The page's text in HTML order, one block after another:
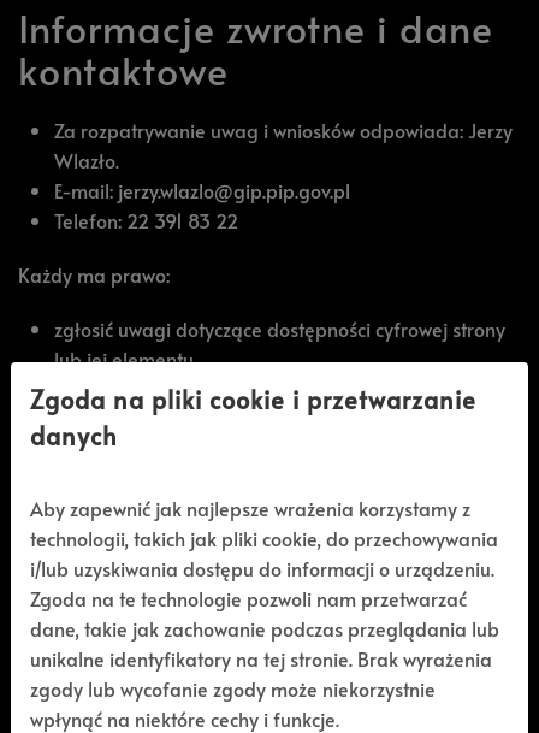
Informacje zwrotne i dane
kontaktowe
Za rozpatrywanie uwag i wniosków odpowiada: Jerzy
Wlazło.
E-mail: jerzy.wlazlo@gip.pip.gov.pl
Telefon: 22 391 83 22
Każdy ma prawo:
zgłosić uwagi dotyczące dostępności cyfrowej strony
lub jej elementu,
zgłosić żądanie zapewnienia dostępności cyfrowej
strony lub jej elementu,
wnioskować o udostępnienie niedostępnej informacji
Żądanie musi zawierać:
dane kontaktowe osoby zgłaszającej,
wskazanie strony lub elementu strony, której dotyczy
żądanie,
wskazanie dogodnej formy udostępnienia informacji,
jeśli żądanie dotyczy udostępnienia w formie
Zgoda na pliki cookie i przetwarzanie
danych
Aby zapewnić jak najlepsze wrażenia korzystamy z
technologii, takich jak pliki cookie, do przechowywania
i/lub uzyskiwania dostępu do informacji o urządzeniu.
Zgoda na te technologie pozwoli nam przetwarzać
dane, takie jak zachowanie podczas przeglądania lub
unikalne identyfikatory na tej stronie. Brak wyrażenia
zgody lub wycofanie zgody może niekorzystnie
wpłynąć na niektóre cechy i funkcje.